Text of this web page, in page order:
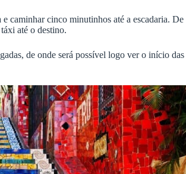
caminhar cinco minutinhos até a escadaria. De
até o destino.
de onde será possível logo ver o início das